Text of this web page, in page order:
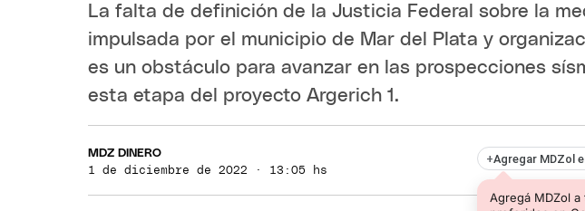
La falta de definición de la Justicia Federal sobre la
impulsada por el municipio de Mar del Plata y
es un obstáculo para avanzar en las prospecciones
esta etapa del proyecto Argerich 1.
MDZ DINERO
1 de diciembre de 2022 · 13:05 hs
+Agregar MDZol
Agregá MDZol